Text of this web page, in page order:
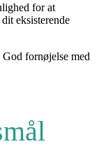
for at
eksisterende
fornøjelse med